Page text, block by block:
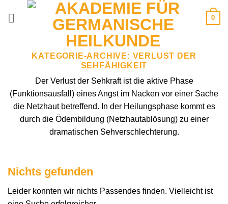
0
KATEGORIE-ARCHIVE: VERLUST DER
SEHFÄHIGKEIT
Der Verlust der Sehkraft ist die aktive Phase
(Funktionsausfall) eines Angst im Nacken vor einer Sache
die Netzhaut betreffend. In der Heilungsphase kommt es
durch die Ödembildung (Netzhautablösung) zu einer
dramatischen Sehverschlechterung.
Nichts gefunden
Leider konnten wir nichts Passendes finden. Vielleicht ist